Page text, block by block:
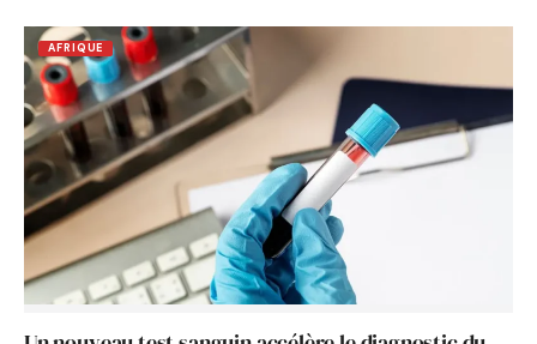
AFRIQUE